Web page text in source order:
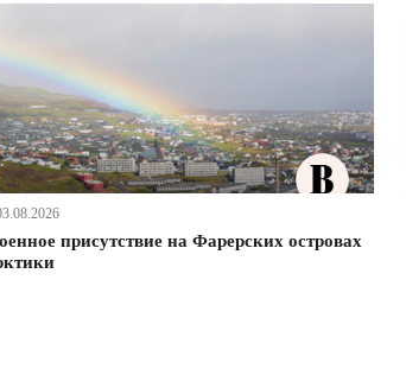
присутствие на Фарерских островах